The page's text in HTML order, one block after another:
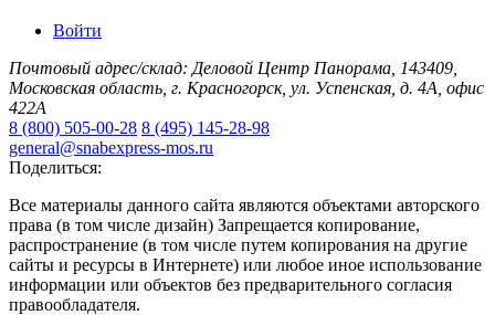
Войти
Почтовый адрес/склад: Деловой Центр Панорама, 143409,
Московская область, г. Красногорск, ул. Успенская, д. 4А, офис
422А
8 (800) 505-00-28 8 (495) 145-28-98
general@snabexpress-mos.ru
Поделиться:
Все материалы данного сайта являются объектами авторского
права (в том числе дизайн) Запрещается копирование,
распространение (в том числе путем копирования на другие
сайты и ресурсы в Интернете) или любое иное использование
информации или объектов без предварительного согласия
правообладателя.